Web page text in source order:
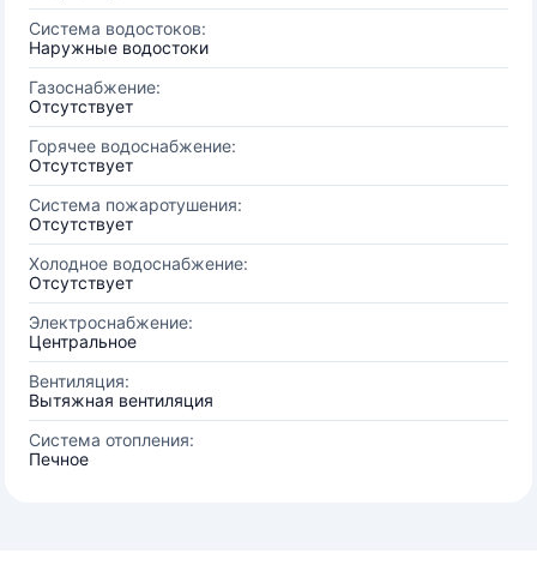
Система водостоков:
Наружные водостоки
Газоснабжение:
Отсутствует
Горячее водоснабжение:
Отсутствует
Система пожаротушения:
Отсутствует
Холодное водоснабжение:
Отсутствует
Электроснабжение:
Центральное
Вентиляция:
Вытяжная вентиляция
Система отопления:
Печное